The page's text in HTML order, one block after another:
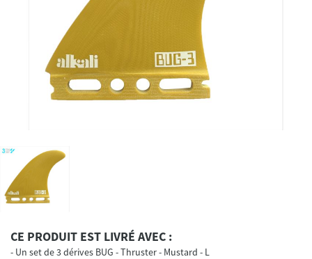
CE PRODUIT EST LIVRÉ AVEC :
Un set de 3 dérives BUG - Thruster - Mustard - L